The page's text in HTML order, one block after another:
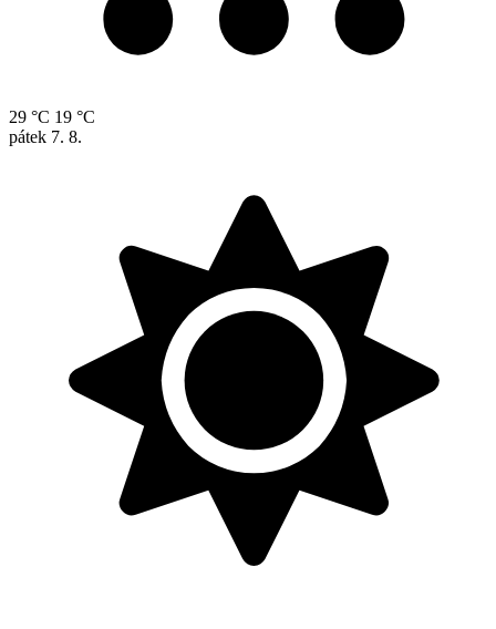
29 °C 19 °C
pátek 7. 8.